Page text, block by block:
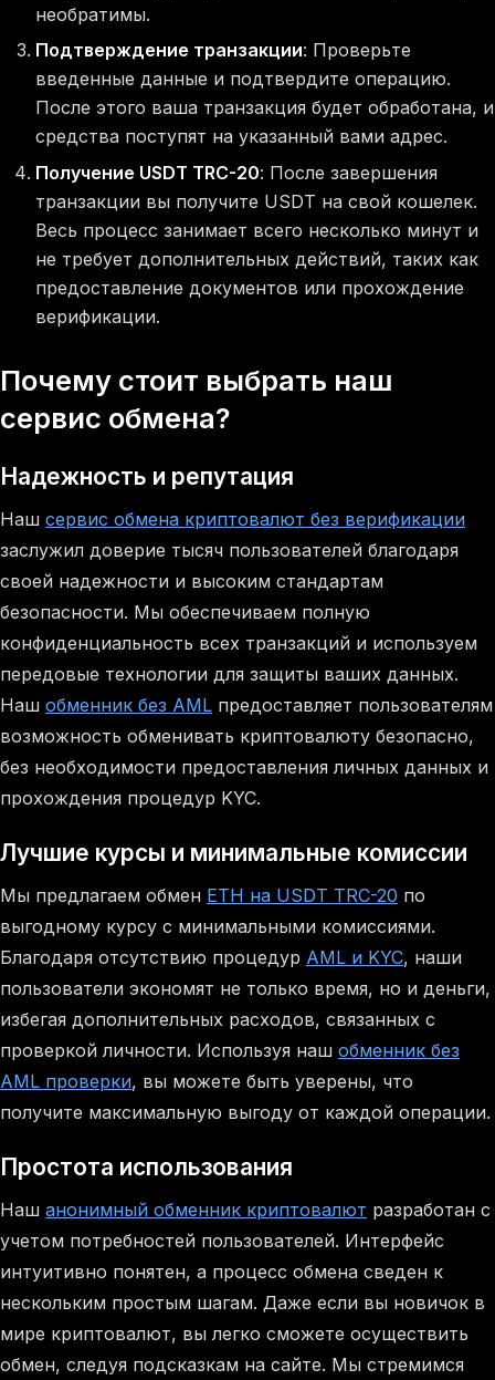
необратимы.
Подтверждение транзакции: Проверьте
введенные данные и подтвердите операцию.
После этого ваша транзакция будет обработана, и
средства поступят на указанный вами адрес.
Получение USDT TRC-20: После завершения
транзакции вы получите USDT на свой кошелек.
Весь процесс занимает всего несколько минут и
не требует дополнительных действий, таких как
предоставление документов или прохождение
верификации.
Почему стоит выбрать наш
сервис обмена?
Надежность и репутация
Наш сервис обмена криптовалют без верификации
заслужил доверие тысяч пользователей благодаря
своей надежности и высоким стандартам
безопасности. Мы обеспечиваем полную
конфиденциальность всех транзакций и используем
передовые технологии для защиты ваших данных.
Наш обменник без AML предоставляет пользователям
возможность обменивать криптовалюту безопасно,
без необходимости предоставления личных данных и
прохождения процедур KYC.
Лучшие курсы и минимальные комиссии
Мы предлагаем обмен ETH на USDT TRC-20 по
выгодному курсу с минимальными комиссиями.
Благодаря отсутствию процедур AML и KYC, наши
пользователи экономят не только время, но и деньги,
избегая дополнительных расходов, связанных с
проверкой личности. Используя наш обменник без
AML проверки, вы можете быть уверены, что
получите максимальную выгоду от каждой операции.
Простота использования
Наш анонимный обменник криптовалют разработан с
учетом потребностей пользователей. Интерфейс
интуитивно понятен, а процесс обмена сведен к
нескольким простым шагам. Даже если вы новичок в
мире криптовалют, вы легко сможете осуществить
обмен, следуя подсказкам на сайте. Мы стремимся